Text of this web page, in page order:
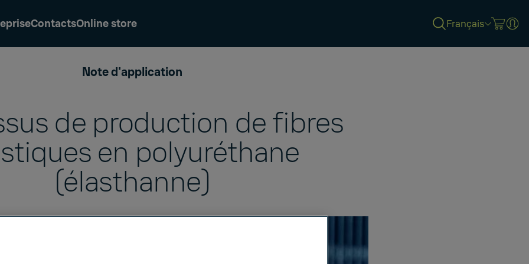
ContactsOnline store Français
Note d'application
de production de fibres
en polyuréthane
(élasthanne)